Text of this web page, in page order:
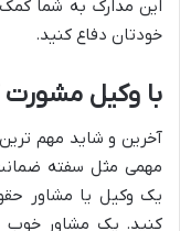
این مدارک به شما کمک
خودتان دفاع کنید.
با وکیل مشورت
آخرین و شاید مهم
مهمی مثل سفته
یک وکیل یا مشاور
کنید. یک مشاور خوب